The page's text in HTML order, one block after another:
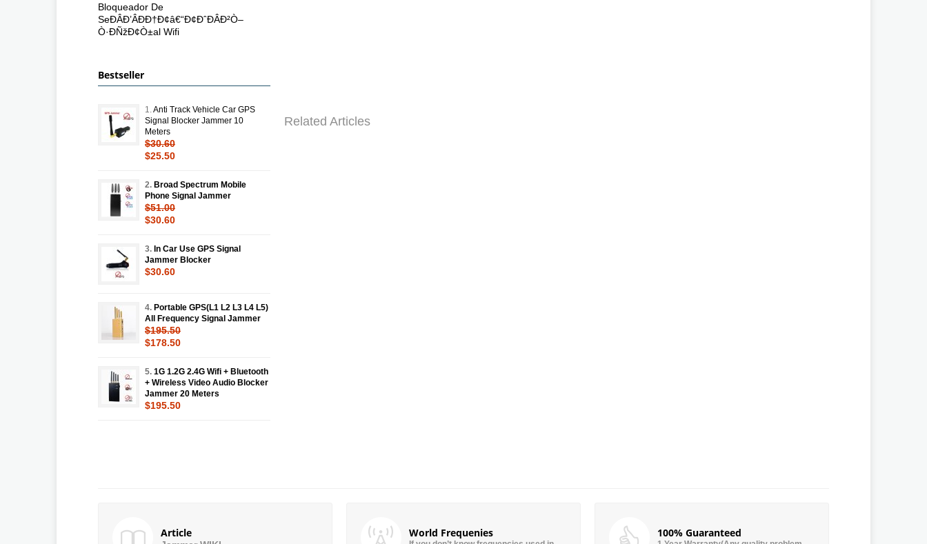
Related Articles
Bloqueador De
SeÐÂÐ’ÂÐÐ†Ð¢â€“Ð¢ÐˆÐÂÐ²Ò–
Ò·ÐÑžÐ¢Ò±al Wifi
Bestseller
1. Anti Track Vehicle Car GPS
Signal Blocker Jammer 10
Meters
$30.60
$25.50
2. Broad Spectrum Mobile
Phone Signal Jammer
$51.00
$30.60
3. In Car Use GPS Signal
Jammer Blocker
$30.60
4. Portable GPS(L1 L2 L3 L4 L5)
All Frequency Signal Jammer
$195.50
$178.50
5. 1G 1.2G 2.4G Wifi + Bluetooth
+ Wireless Video Audio Blocker
Jammer 20 Meters
$195.50
Article World Frequenies 100% Guaranteed